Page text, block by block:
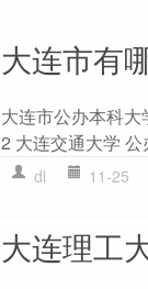
大连市有
大连市公办本科
2 大连交通大学
dl 11-25
大连理工